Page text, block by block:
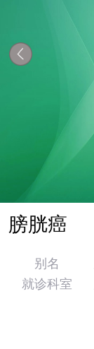
膀胱癌
别名
就诊科室